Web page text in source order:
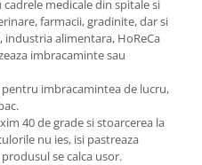
medicale din spitale si
farmacii, gradinite, dar si
alimentara, HoReCa
imbracaminte sau
imbracamintea de lucru,
40 de grade si stoarcerea la
nu ies, isi pastreaza
se calca usor.